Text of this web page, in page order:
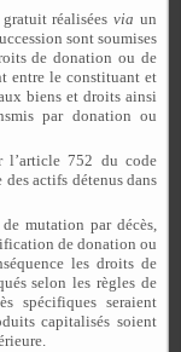
réaliséesvia un
sont soumises
de donation ou de
entre le constituant et
biens et droits ainsi
par donation ou
l’article 752 du code
actifs détenus dans
mutation par décès,
de donation ou
les droits de
selon les règles de
spécifiques seraient
capitalisés soient